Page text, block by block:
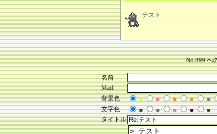
テスト
No.899 へ
名前
Mail
背景色
■ ■ ■ ■
■
文字色
■ ■ ■ ■
■
タイトル